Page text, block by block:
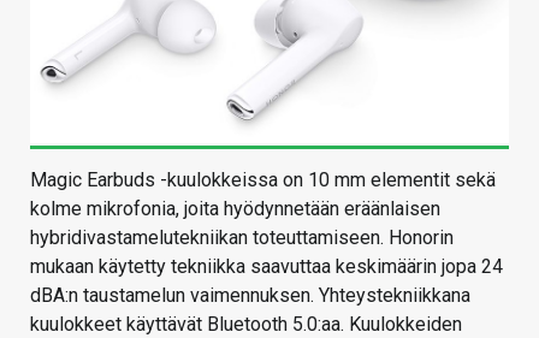
Magic Earbuds -kuulokkeissa on 10 mm elementit sekä
kolme mikrofonia, joita hyödynnetään eräänlaisen
hybridivastamelutekniikan toteuttamiseen. Honorin
mukaan käytetty tekniikka saavuttaa keskimäärin jopa 24
dBA:n taustamelun vaimennuksen. Yhteystekniikkana
kuulokkeet käyttävät Bluetooth 5.0:aa. Kuulokkeiden